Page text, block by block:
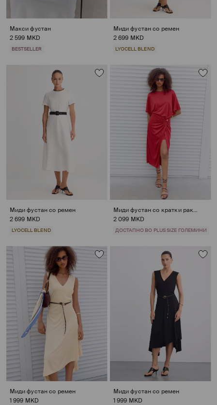
Макси фустан
2 599 MKD
BESTSELLER
Миди фустан со ремен
2 699 MKD
LYOCELL BLEND
Миди фустан со ремен
2 699 MKD
LYOCELL BLEND
Миди фустан со кратки ракави
2 099 MKD
ДОСТАПНО ВО PLUS SIZE ГОЛЕМИНИ
Миди фустан со ремен
1 999 MKD
Миди фустан со ремен
1 999 MKD